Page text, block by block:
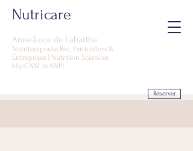
Nutricare
Anne-Luce de Labarthe
Nutritérapeute Bsc, Particuliers &
Entreprises | Nutrition Sciences
(dipCNM, mANP)
Réserver